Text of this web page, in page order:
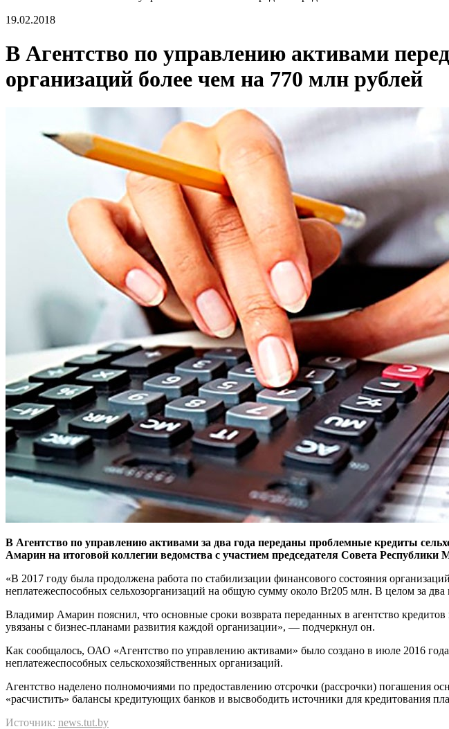
19.02.2018
В Агентство по управлению активами
организаций более чем на 770 млн рублей
В Агентство по управлению активами за два года переданы проблемные кредиты
Амарин на итоговой коллегии ведомства с участием председателя Совета
«В 2017 году была продолжена работа по стабилизации финансового состояния
неплатежеспособных сельхозорганизаций на общую сумму около Br205 млн. В целом за
Владимир Амарин пояснил, что основные сроки возврата переданных в агентство
увязаны с бизнес-планами развития каждой организации», — подчеркнул он.
Как сообщалось, ОАО «Агентство по управлению активами» было создано в июле 2016
неплатежеспособных сельскохозяйственных организаций.
Агентство наделено полномочиями по предоставлению отсрочки (рассрочки) погашения
«расчистить» балансы кредитующих банков и высвободить источники для кредитования
Источник: news.tut.by